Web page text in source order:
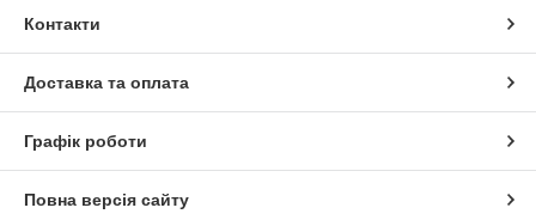
Контакти
Доставка та оплата
Графік роботи
Повна версія сайту